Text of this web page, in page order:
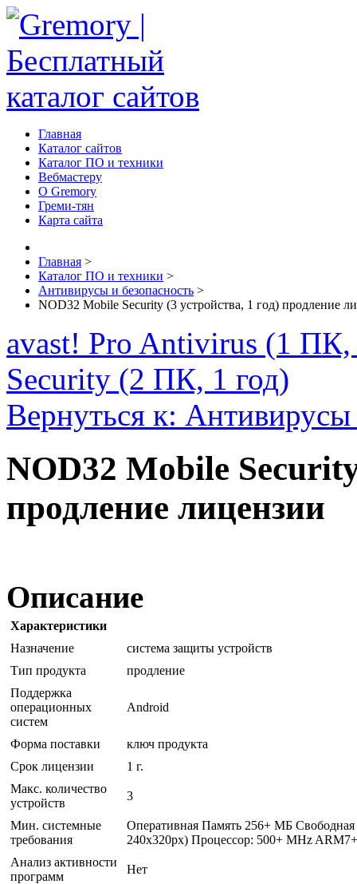
Главная
Каталог сайтов
Каталог ПО и техники
Вебмастеру
О Gremory
Греми-тян
Карта сайта
Главная >
Каталог ПО и техники >
Антивирусы и безопасность >
NOD32 Mobile Security (3 устройства, 1 год) продление
avast! Pro Antivirus (1 ПК,
Security (2 ПК, 1 год)
Вернуться к: Антивирусы
NOD32 Mobile
продление лицензии
Описание
Характеристики
Назначение
система защиты устройств
Тип продукта
продление
Поддержка
операционных
систем
Android
Форма поставки
ключ продукта
Срок лицензии
1 г.
Макс. количество
устройств
3
Мин. системные
требования
Оперативная Память 256+ MБ
240х320px) Процессор: 500+ MHz
Анализ активности
программ
Нет